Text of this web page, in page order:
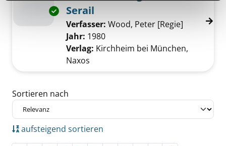
Exemplar-Details von Die Entführung aus
Serail
Verfasser: Wood, Peter [Regie] Suche
Jahr: 1980
Verlag: Kirchheim bei München,
Naxos
Zu den Suchfiltern springen
Sortieren nach
aufsteigend sortieren